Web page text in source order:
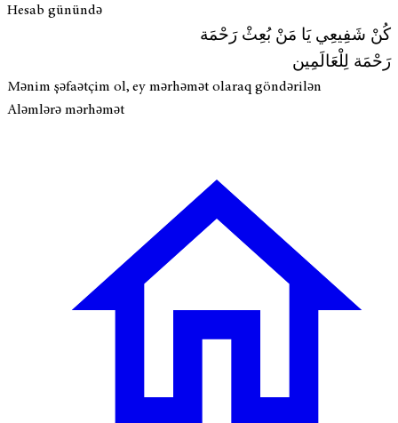
Hesab günündə
كُنْ شَفِيعِي يَا مَنْ بُعِثْ رَحْمَة
رَحْمَة لِلْعَالَمِين
Mənim şəfaətçim ol, ey mərhəmət olaraq göndərilən
Aləmlərə mərhəmət